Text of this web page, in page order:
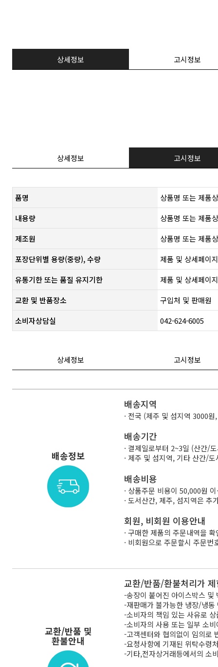
상세정보 고시정보
상세정보 고시정보
품명
상품명 또는 제품
내용량
상품명 또는 제품
제조원
상품명 또는 제품
포장단위별 용량(중량), 수량
제품 및 상세페이
유통기한 또는 품질 유지기한
제품 및 상세페이
교환 및 반품장소
구입처 및 판매원
소비자상담실
042-624-6005
상세정보 고시정보
배송정보
배송지역
· 전국 (제주 및 섬지역 3000
배송기간
· 결제일로부터 2~3일 (산간/
· 제주 및 섬지역, 기타 산간/
배송비용
· 상품주문 비용이 50,000원
· 도서산간, 제주, 섬지역은
회원, 비회원 이용안내
· 구매한 제품의 주문내역을
· 비회원으로 주문할시 주문
교환/반품 및
환불안내
교환/반품/환불처리가
-송장이 붙어진 아이스박스 및
-재판매가 불가능한 냉장/냉동
-소비자의 책임 있는 사유로
-소비자의 사용 또는 일부 소
-고객센터와 협의없이 임의로
-요청사항에 기재된 위탁수령
-기타,전자상거래등에서의 소